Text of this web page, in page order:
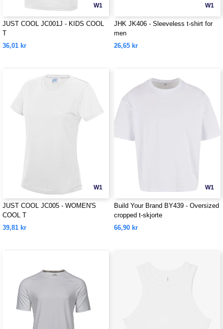
W1
JUST COOL JC001J - KIDS COOL
T
36,01 kr
W1
JHK JK406 - Sleeveless t-shirt for
men
26,65 kr
W1
JUST COOL JC005 - WOMEN'S
COOL T
39,81 kr
W1
Build Your Brand BY439 - Oversized
cropped t-skjorte
66,90 kr